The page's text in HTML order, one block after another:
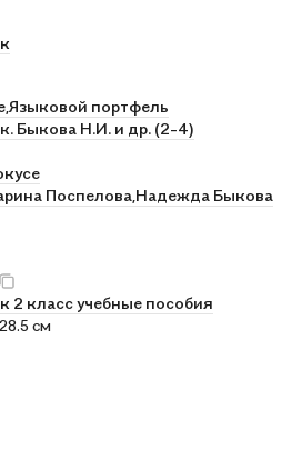
Языковой портфель
Быкова Н.И. и др. (2-4)
Поспелова, Надежда Быкова
2 класс учебные пособия
см